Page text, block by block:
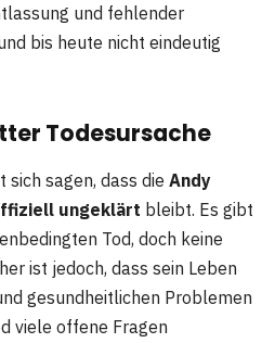
und fehlender
bis heute nicht eindeutig
Todesursache
sagen, dass die Andy
ungeklärt bleibt. Es gibt
Tod, doch keine
ist jedoch, dass sein Leben
gesundheitlichen Problemen
viele offene Fragen